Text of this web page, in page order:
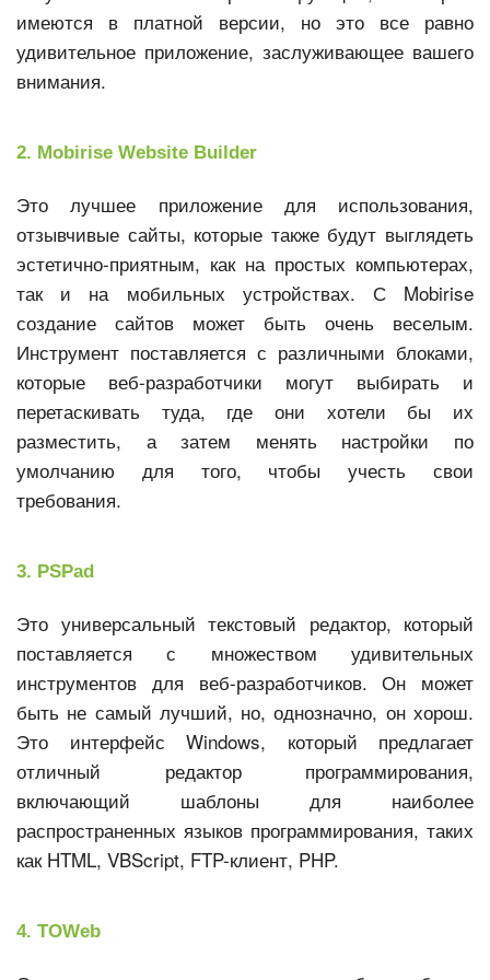
имеются в платной версии, но это все равно
удивительное приложение, заслуживающее вашего
внимания.
2. Mobirise Website Builder
Это лучшее приложение для использования,
отзывчивые сайты, которые также будут выглядеть
эстетично-приятным, как на простых компьютерах,
так и на мобильных устройствах. С Mobirise
создание сайтов может быть очень веселым.
Инструмент поставляется с различными блоками,
которые веб-разработчики могут выбирать и
перетаскивать туда, где они хотели бы их
разместить, а затем менять настройки по
умолчанию для того, чтобы учесть свои
требования.
3. PSPad
Это универсальный текстовый редактор, который
поставляется с множеством удивительных
инструментов для веб-разработчиков. Он может
быть не самый лучший, но, однозначно, он хорош.
Это интерфейс Windows, который предлагает
отличный редактор программирования,
включающий шаблоны для наиболее
распространенных языков программирования, таких
как HTML, VBScript, FTP-клиент, PHP.
4. TOWeb